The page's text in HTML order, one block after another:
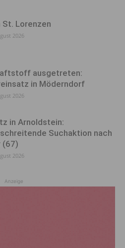
St. Lorenzen
2026
ausgetreten:
in Möderndorf
2026
in Arnoldstein:
Suchaktion nach
(67)
2026
Anzeige